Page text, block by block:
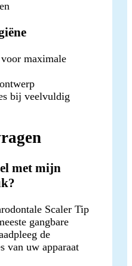
maximale
bij veelvuldig
met mijn
Scaler Tip
gangbare
de
van uw apparaat